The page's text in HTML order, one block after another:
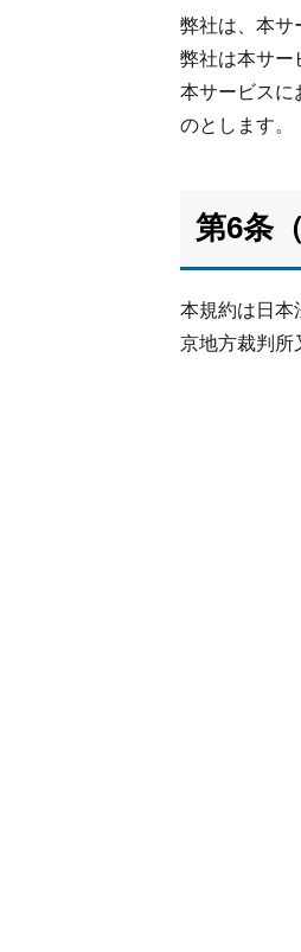
弊社は、本サ
弊社は本サー
本サービスに
のとします。
第6条
本規約は日本
京地方裁判所